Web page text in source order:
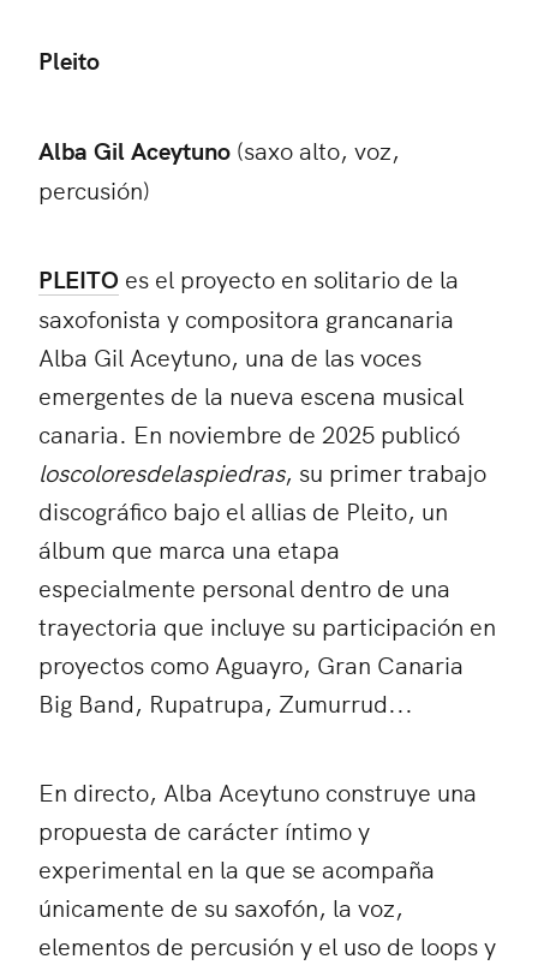
Pleito
Alba Gil Aceytuno (saxo alto, voz,
percusión)
PLEITO es el proyecto en solitario de la
saxofonista y compositora grancanaria
Alba Gil Aceytuno, una de las voces
emergentes de la nueva escena musical
canaria. En noviembre de 2025 publicó
loscoloresdelaspiedras, su primer trabajo
discográfico bajo el allias de Pleito, un
álbum que marca una etapa
especialmente personal dentro de una
trayectoria que incluye su participación en
proyectos como Aguayro, Gran Canaria
Big Band, Rupatrupa, Zumurrud...
En directo, Alba Aceytuno construye una
propuesta de carácter íntimo y
experimental en la que se acompaña
únicamente de su saxofón, la voz,
elementos de percusión y el uso de loops y